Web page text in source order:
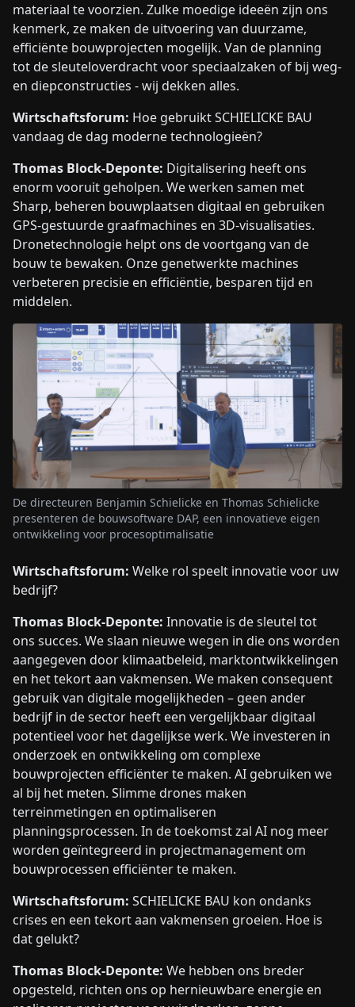
materiaal te voorzien. Zulke moedige ideeën zijn ons
kenmerk, ze maken de uitvoering van duurzame,
efficiënte bouwprojecten mogelijk. Van de planning
tot de sleuteloverdracht voor speciaalzaken of bij weg-
en diepconstructies - wij dekken alles.
Wirtschaftsforum: Hoe gebruikt SCHIELICKE BAU
vandaag de dag moderne technologieën?
Thomas Block-Deponte: Digitalisering heeft ons
enorm vooruit geholpen. We werken samen met
Sharp, beheren bouwplaatsen digitaal en gebruiken
GPS-gestuurde graafmachines en 3D-visualisaties.
Dronetechnologie helpt ons de voortgang van de
bouw te bewaken. Onze genetwerkte machines
verbeteren precisie en efficiëntie, besparen tijd en
middelen.
De directeuren Benjamin Schielicke en Thomas Schielicke
presenteren de bouwsoftware DAP, een innovatieve eigen
ontwikkeling voor procesoptimalisatie
Wirtschaftsforum: Welke rol speelt innovatie voor uw
bedrijf?
Thomas Block-Deponte: Innovatie is de sleutel tot
ons succes. We slaan nieuwe wegen in die ons worden
aangegeven door klimaatbeleid, marktontwikkelingen
en het tekort aan vakmensen. We maken consequent
gebruik van digitale mogelijkheden – geen ander
bedrijf in de sector heeft een vergelijkbaar digitaal
potentieel voor het dagelijkse werk. We investeren in
onderzoek en ontwikkeling om complexe
bouwprojecten efficiënter te maken. AI gebruiken we
al bij het meten. Slimme drones maken
terreinmetingen en optimaliseren
planningsprocessen. In de toekomst zal AI nog meer
worden geïntegreerd in projectmanagement om
bouwprocessen efficiënter te maken.
Wirtschaftsforum: SCHIELICKE BAU kon ondanks
crises en een tekort aan vakmensen groeien. Hoe is
dat gelukt?
Thomas Block-Deponte: We hebben ons breder
opgesteld, richten ons op hernieuwbare energie en